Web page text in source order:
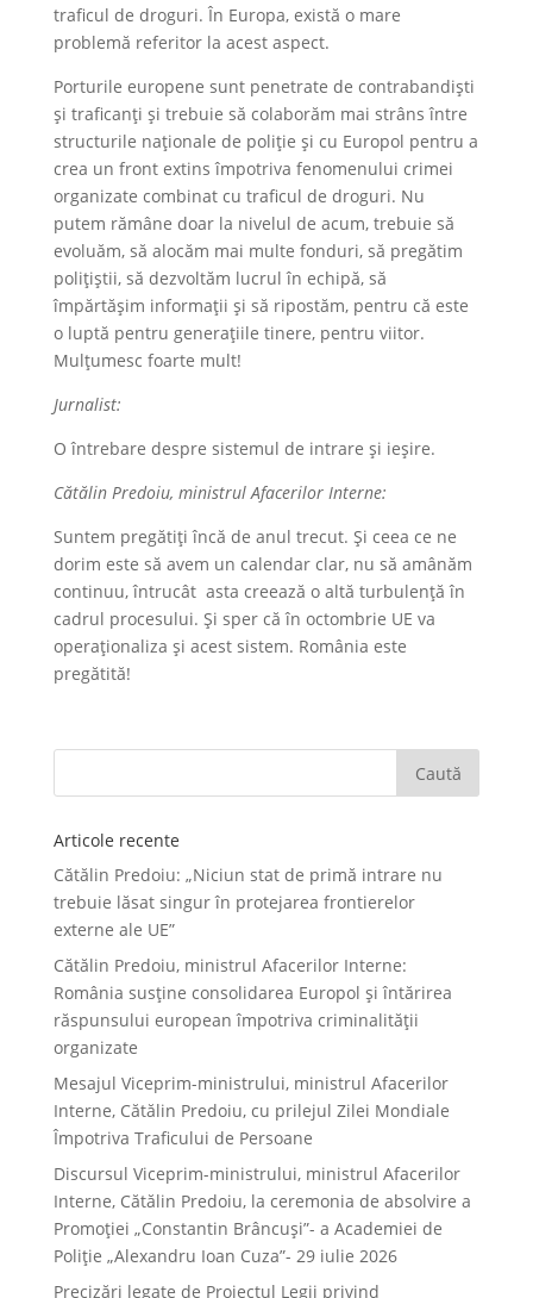
traficul de droguri. În Europa, există o mare
problemă referitor la acest aspect.
Porturile europene sunt penetrate de contrabandiști
și traficanți și trebuie să colaborăm mai strâns între
structurile naționale de poliție și cu Europol pentru a
crea un front extins împotriva fenomenului crimei
organizate combinat cu traficul de droguri. Nu
putem rămâne doar la nivelul de acum, trebuie să
evoluăm, să alocăm mai multe fonduri, să pregătim
polițiștii, să dezvoltăm lucrul în echipă, să
împărtășim informații și să ripostăm, pentru că este
o luptă pentru generațiile tinere, pentru viitor.
Mulțumesc foarte mult!
Jurnalist:
O întrebare despre sistemul de intrare și ieșire.
Cătălin Predoiu, ministrul Afacerilor Interne:
Suntem pregătiți încă de anul trecut. Și ceea ce ne
dorim este să avem un calendar clar, nu să amânăm
continuu, întrucât asta creează o altă turbulență în
cadrul procesului. Și sper că în octombrie UE va
operaționaliza și acest sistem. România este
pregătită!
Articole recente
Cătălin Predoiu: „Niciun stat de primă intrare nu
trebuie lăsat singur în protejarea frontierelor
externe ale UE”
Cătălin Predoiu, ministrul Afacerilor Interne:
România susține consolidarea Europol și întărirea
răspunsului european împotriva criminalității
organizate
Mesajul Viceprim-ministrului, ministrul Afacerilor
Interne, Cătălin Predoiu, cu prilejul Zilei Mondiale
Împotriva Traficului de Persoane
Discursul Viceprim-ministrului, ministrul Afacerilor
Interne, Cătălin Predoiu, la ceremonia de absolvire a
Promoției „Constantin Brâncuși”- a Academiei de
Poliție „Alexandru Ioan Cuza”- 29 iulie 2026
Precizări legate de Proiectul Legii privind